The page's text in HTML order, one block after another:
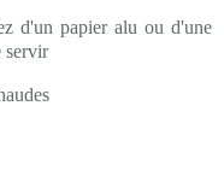
d'un papier alu ou d'une
servir